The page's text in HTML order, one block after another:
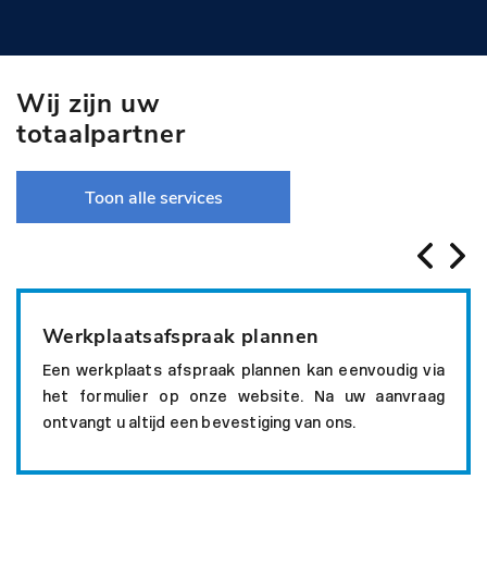
Wij zijn uw
totaalpartner
Toon alle services
Werkplaatsafspraak plannen
Een werkplaats afspraak plannen kan eenvoudig via
het formulier op onze website. Na uw aanvraag
ontvangt u altijd een bevestiging van ons.